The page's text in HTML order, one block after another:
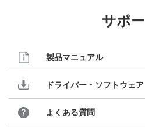
サポ
製品マニュアル
ドライバー・ソフトウェア
よくある質問